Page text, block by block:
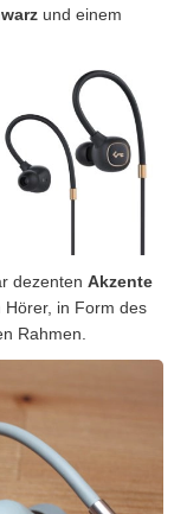
und einem
dezenten Akzente
Hörer, in Form des
Rahmen.